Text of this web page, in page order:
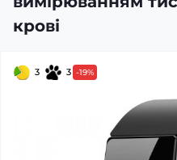
крові
3 3 -19%